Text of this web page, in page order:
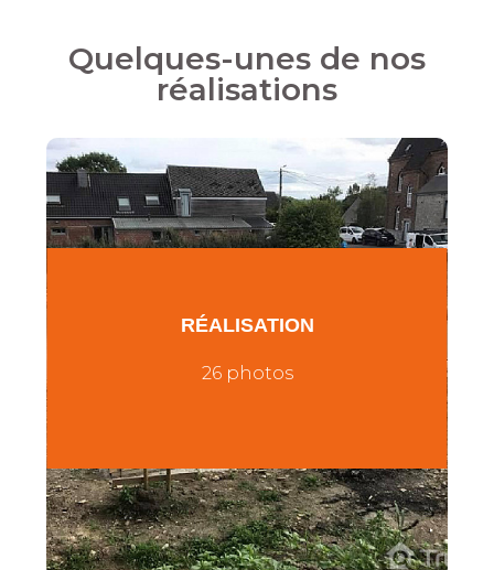
Quelques-unes de nos
réalisations
RÉALISATION
26 photos